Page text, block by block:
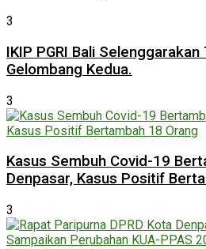
3
IKIP PGRI Bali
Gelombang Kedua.
3
Kasus Sembuh Covid-19
Denpasar, Kasus Positif
3